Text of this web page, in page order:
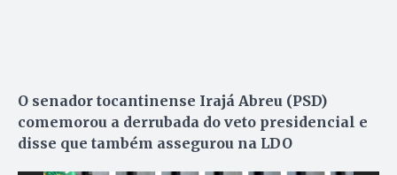
O senador tocantinense Irajá Abreu (PSD)
comemorou a derrubada do veto presidencial e
disse que também assegurou na LDO